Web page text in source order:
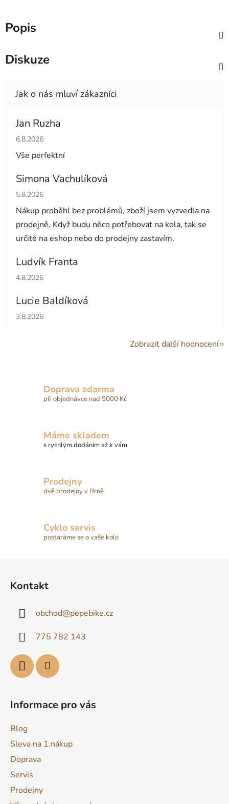
Popis
Diskuze
Jan Ruzha
Hodnocení obchodu je 5 z 5 hvězdiček.
6.8.2026
Vše perfektní
Simona Vachulíková
Hodnocení obchodu je 5 z 5 hvězdiček.
5.8.2026
Nákup proběhl bez problémů, zboží jsem vyzvedla na
prodejně. Když budu něco potřebovat na kola, tak se
určitě na eshop nebo do prodejny zastavím.
Ludvík Franta
Hodnocení obchodu je 5 z 5 hvězdiček.
4.8.2026
Lucie Baldíková
Hodnocení obchodu je 5 z 5 hvězdiček.
3.8.2026
Zobrazit další hodnocení
Doprava zdarma
při objednávce nad 5000 Kč
Máme skladem
s rychlým dodáním až k vám
Prodejny
dvě prodejny v Brně
Cyklo servis
postaráme se o vaše kolo
Kontakt
obchod@pepebike.cz
775 782 143
Informace pro vás
Blog
Sleva na 1.nákup
Doprava
Servis
Prodejny